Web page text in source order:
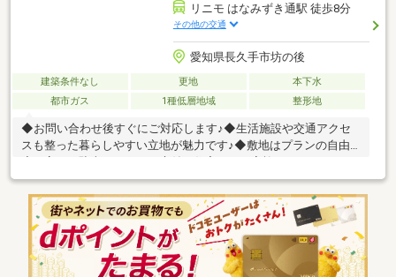
リニモ はなみずき通駅 徒歩8分
その他の交通
愛知県長久手市坊の後
建築条件なし 更地
本下水
都市ガス
1種低層地域 整形地
◆お問い合わせ後すぐにご対応します♪◆生活施設や交通アクセ
スも整った暮らしやすい立地が魅力です♪◆敷地はプランの自由
ルに合わせた住まいづくりが可能です♪◇閑静な住宅街・図書館
近く◎◇整形地 【資料請求】は上記ボタンをクリック♪
お電話でのお問い合わせは０１２０－８４－５１６９まで♪◆リ
クラス不動産の強み・事務員を含めた全従業員が宅地建物取引士
を取得しております。 不動産のプロが丁寧に誠意を持って不動
産探しをサポートさせて頂きます。